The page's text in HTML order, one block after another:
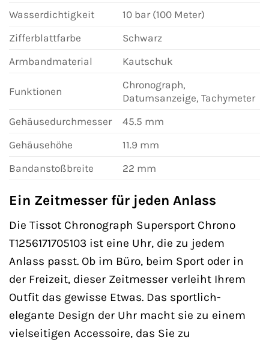
Wasserdichtigkeit
10 bar (100 Meter)
Zifferblattfarbe
Schwarz
Armbandmaterial
Kautschuk
Funktionen
Chronograph,
Datumsanzeige, Tachymeter
Gehäusedurchmesser
45.5 mm
Gehäusehöhe
11.9 mm
Bandanstoßbreite
22 mm
Ein Zeitmesser für jeden Anlass
Die Tissot Chronograph Supersport Chrono
T1256171705103 ist eine Uhr, die zu jedem
Anlass passt. Ob im Büro, beim Sport oder in
der Freizeit, dieser Zeitmesser verleiht Ihrem
Outfit das gewisse Etwas. Das sportlich-
elegante Design der Uhr macht sie zu einem
vielseitigen Accessoire, das Sie zu